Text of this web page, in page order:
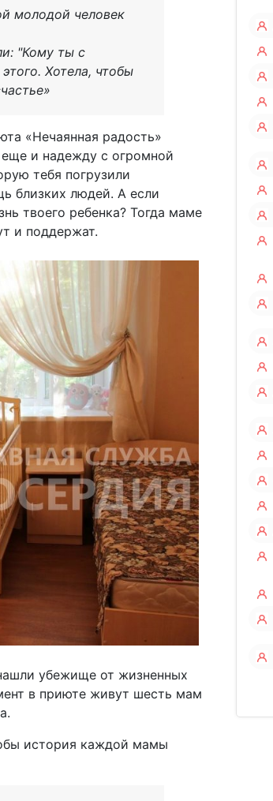
молодой человек
"Кому ты с
Хотела, чтобы
«Нечаянная радость»
еще и надежду с огромной
тебя погрузили
близких людей. А если
твоего ребенка? Тогда маме
и поддержат.
убежище от жизненных
в приюте живут шесть мам
история каждой мамы